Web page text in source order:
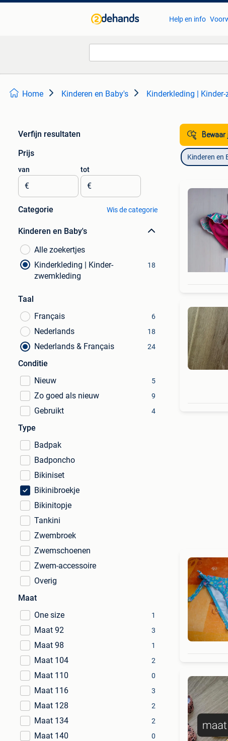
Help en info
Home Kinderen en Baby's Kinderkleding |
Verfijn resultaten
Prijs
van
€
tot
€
Categorie Wis de categorie
Kinderen en Baby's
Alle zoekertjes
Kinderkleding | Kinder-
zwemkleding
18
Taal
Français
6
Nederlands 18
Nederlands & Français 24
Conditie
Nieuw
5
Zo goed als nieuw 9
Gebruikt 4
Type
Badpak
Badponcho
Bikiniset
Bikinibroekje
Bikinitopje
Tankini
Zwembroek
Zwemschoenen
Zwem-accessoire
Overig
Maat
One size
1
Maat 92 3
Maat 98 1
Maat 104 2
Maat 110 0
Maat 116 3
Maat 128 2
Maat 134 2
Maat 140 0
Kinderen en